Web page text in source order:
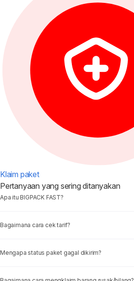
Klaim paket
Pertanyaan yang sering ditanyakan
Apa itu BIGPACK FAST?
Bagaimana cara cek tarif?
Mengapa status paket gagal dikirim?